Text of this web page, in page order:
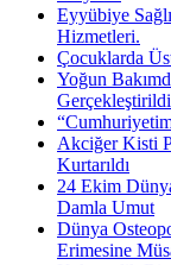
Eyyübiye
Hizmetleri.
Çocuklarda
Yoğun
Akciğer Kisti
Kurtarıldı
24 Ekim
Damla Umut
Dünya
Erimesine